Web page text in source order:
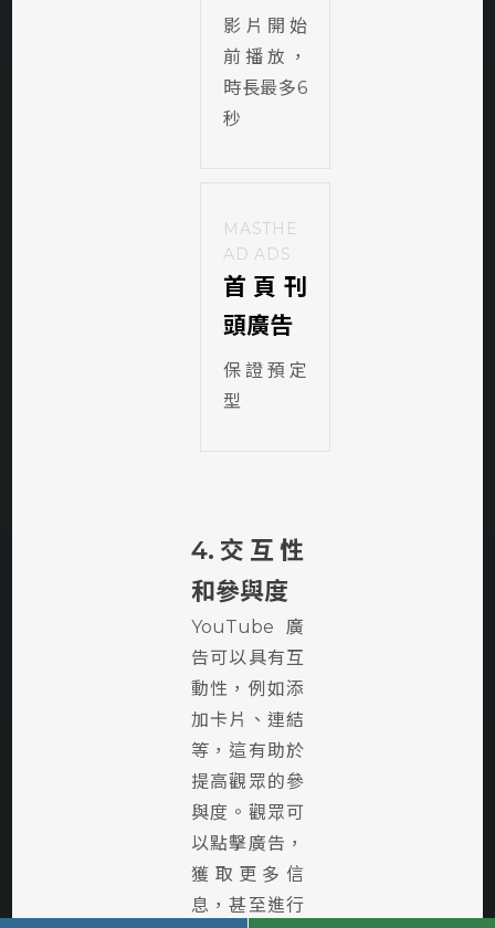
影片開始
前播放，
時長最多6
秒
MASTHE
AD ADS
首頁刊
頭廣告
保證預定
型
4.交互性
和參與度
YouTube廣
告可以具有互
動性，例如添
加卡片、連結
等，這有助於
提高觀眾的參
與度。觀眾可
以點擊廣告，
獲取更多信
息，甚至進行